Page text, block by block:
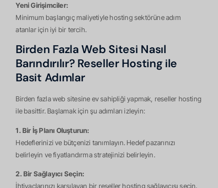
Yeni Girişimciler:
Minimum başlangıç maliyetiyle hosting sektörüne adım
atanlar için iyi bir tercih.
Birden Fazla Web Sitesi Nasıl
Barındırılır? Reseller Hosting ile
Basit Adımlar
Birden fazla web sitesine ev sahipliği yapmak, reseller hosting
ile basittir. Başlamak için şu adımları izleyin:
1. Bir İş Planı Oluşturun:
Hedeflerinizi ve bütçenizi tanımlayın. Hedef pazarınızı
belirleyin ve fiyatlandırma stratejinizi belirleyin.
2. Bir Sağlayıcı Seçin:
İhtiyaçlarınızı karşılayan bir reseller hosting sağlayıcısı seçin.